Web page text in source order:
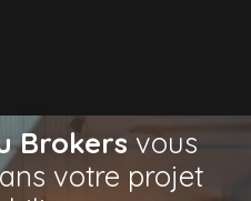
Brokers vous
votre projet